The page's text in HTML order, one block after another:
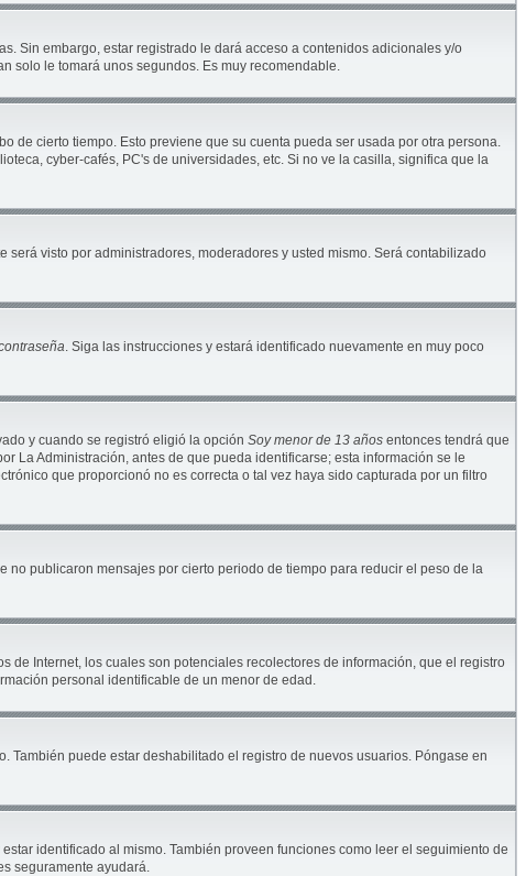
Sin embargo, estar registrado le dará acceso a contenidos adicionales y/o
solo le tomará unos segundos. Es muy recomendable.
de cierto tiempo. Esto previene que su cuenta pueda ser usada por otra persona.
cyber-cafés, PC's de universidades, etc. Si no ve la casilla, significa que la
será visto por administradores, moderadores y usted mismo. Será contabilizado
. Siga las instrucciones y estará identificado nuevamente en muy poco
y cuando se registró eligió la opción Soy menor de 13 años entonces tendrá que
La Administración, antes de que pueda identificarse; esta información se le
que proporcionó no es correcta o tal vez haya sido capturada por un filtro
publicaron mensajes por cierto periodo de tiempo para reducir el peso de la
de Internet, los cuales son potenciales recolectores de información, que el registro
personal identificable de un menor de edad.
puede estar deshabilitado el registro de nuevos usuarios. Póngase en
identificado al mismo. También proveen funciones como leer el seguimiento de
seguramente ayudará.